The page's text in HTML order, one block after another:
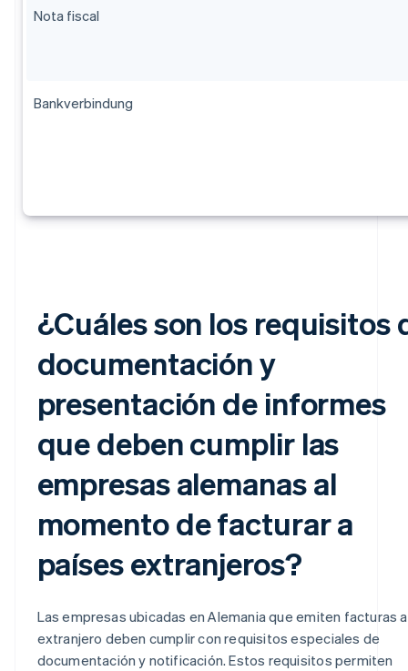
Nota fiscal
Bankverbindung
¿Cuáles son los requisitos
documentación y
presentación de informes
que deben cumplir las
empresas alemanas al
momento de facturar a
países extranjeros?
Las empresas ubicadas en Alemania que emiten facturas
extranjero deben cumplir con requisitos especiales de
documentación y notificación. Estos requisitos permiten